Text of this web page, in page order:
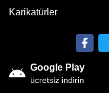
Karikatürler
Google Play
ücretsiz indirin